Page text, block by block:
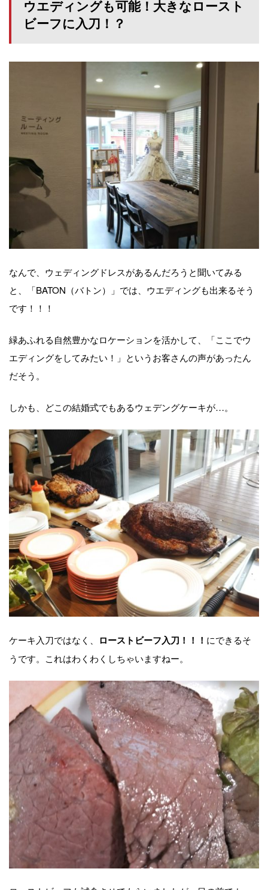
ウエディングも可能！大きなロースト
ビーフに入刀！？
なんで、ウェディングドレスがあるんだろうと聞いてみる
と、「BATON（バトン）」では、ウエディングも出来るそう
です！！！
緑あふれる自然豊かなロケーションを活かして、「ここでウ
エディングをしてみたい！」というお客さんの声があったん
だそう。
しかも、どこの結婚式でもあるウェデングケーキが…。
ケーキ入刀ではなく、 ローストビーフ入刀！！！ にできるそ
うです。これはわくわくしちゃいますねー。